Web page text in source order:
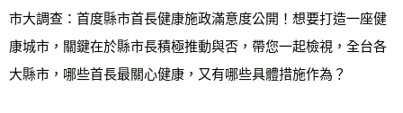
市大調查：首度縣市首長健康施政滿意度公開！想要打造一座健
康城市，關鍵在於縣市長積極推動與否，帶您一起檢視，全台各
大縣市，哪些首長最關心健康，又有哪些具體措施作為？